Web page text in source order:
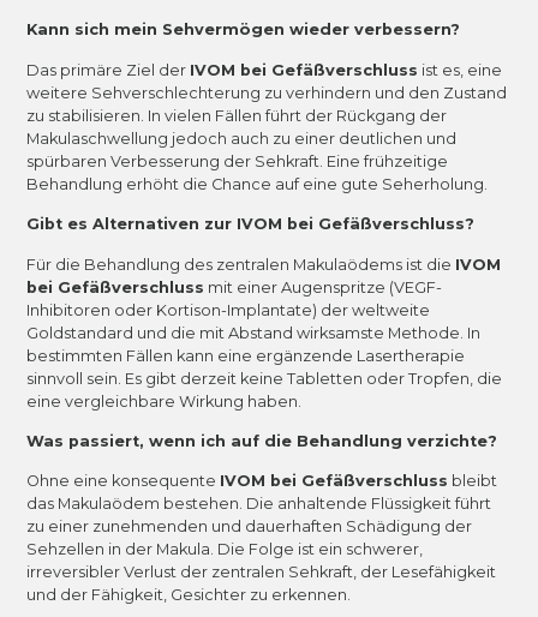
Kann sich mein Sehvermögen wieder verbessern?
Das primäre Ziel der IVOM bei Gefäßverschluss ist es, eine
weitere Sehverschlechterung zu verhindern und den Zustand
zu stabilisieren. In vielen Fällen führt der Rückgang der
Makulaschwellung jedoch auch zu einer deutlichen und
spürbaren Verbesserung der Sehkraft. Eine frühzeitige
Behandlung erhöht die Chance auf eine gute Seherholung.
Gibt es Alternativen zur IVOM bei Gefäßverschluss?
Für die Behandlung des zentralen Makulaödems ist die IVOM
bei Gefäßverschluss mit einer Augenspritze (VEGF-
Inhibitoren oder Kortison-Implantate) der weltweite
Goldstandard und die mit Abstand wirksamste Methode. In
bestimmten Fällen kann eine ergänzende Lasertherapie
sinnvoll sein. Es gibt derzeit keine Tabletten oder Tropfen, die
eine vergleichbare Wirkung haben.
Was passiert, wenn ich auf die Behandlung verzichte?
Ohne eine konsequente IVOM bei Gefäßverschluss bleibt
das Makulaödem bestehen. Die anhaltende Flüssigkeit führt
zu einer zunehmenden und dauerhaften Schädigung der
Sehzellen in der Makula. Die Folge ist ein schwerer,
irreversibler Verlust der zentralen Sehkraft, der Lesefähigkeit
und der Fähigkeit, Gesichter zu erkennen.